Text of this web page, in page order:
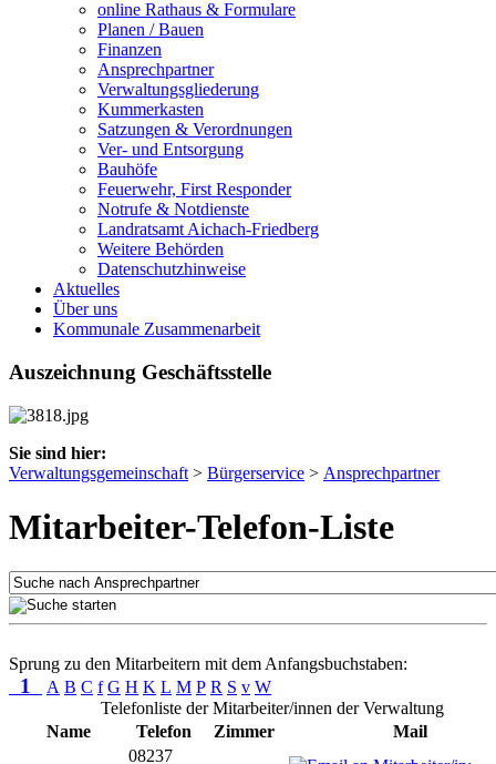
online Rathaus & Formulare
Planen / Bauen
Finanzen
Ansprechpartner
Verwaltungsgliederung
Kummerkasten
Satzungen & Verordnungen
Ver- und Entsorgung
Bauhöfe
Feuerwehr, First Responder
Notrufe & Notdienste
Landratsamt Aichach-Friedberg
Weitere Behörden
Datenschutzhinweise
Aktuelles
Über uns
Kommunale Zusammenarbeit
Auszeichnung Geschäftsstelle
Sie sind hier:
Verwaltungsgemeinschaft > Bürgerservice > Ansprechpartner
Mitarbeiter-Telefon-Liste
Sprung zu den Mitarbeitern mit dem Anfangsbuchstaben:
1 A B C f G H K L M P R S v W
Telefonliste der Mitarbeiter/innen der Verwaltung
Name
Telefon Zimmer Mail
08237